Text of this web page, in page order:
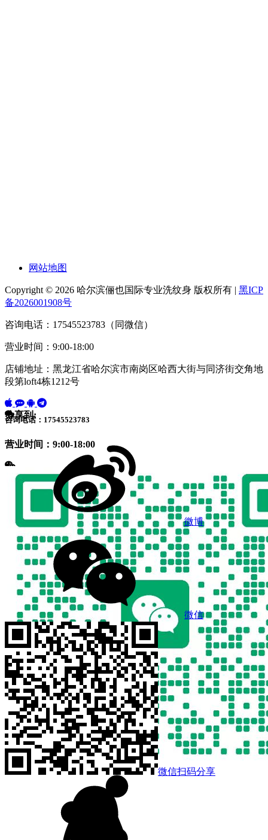
网站地图
Copyright © 2026 哈尔滨俪也国际专业洗纹身 版权所有 | 黑ICP
备2026001908号
咨询电话：17545523783（同微信）
营业时间：9:00-18:00
店铺地址：黑龙江省哈尔滨市南岗区哈西大街与同济街交角地
段第loft4栋1212号
咨询电话：17545523783
营业时间：9:00-18:00
分享到:
微博
微信
微信扫码分享